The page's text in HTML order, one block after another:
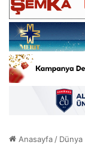
Anasayfa/ Dünya